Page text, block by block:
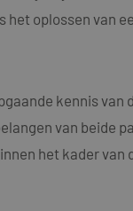
het oplossen van
kennis van
van beide
het kader van
doeleinden die
te
een willekeurig